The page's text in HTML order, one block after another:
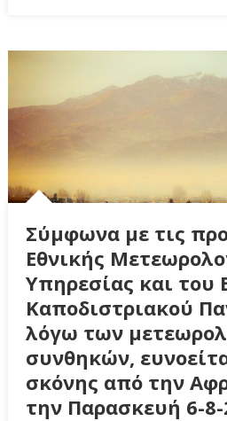
Σύμφωνα με τις
Εθνικής
Υπηρεσίας και του
Καποδιστριακού
λόγω των
συνθηκών,
σκόνης από την
την Παρασκευή 6-8-